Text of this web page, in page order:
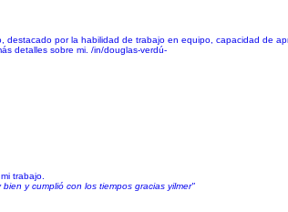
por la habilidad de trabajo en equipo, capacidad de
detalles sobre mi. /in/douglas-verdú-
trabajo.
y cumplió con los tiempos gracias yilmer"